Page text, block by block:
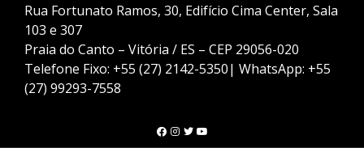
Rua Fortunato Ramos, 30, Edifício Cima Center, Sala
103 e 307
Praia do Canto – Vitória / ES – CEP 29056-020
Telefone Fixo: +55 (27) 2142-5350| WhatsApp: +55
(27) 99293-7558